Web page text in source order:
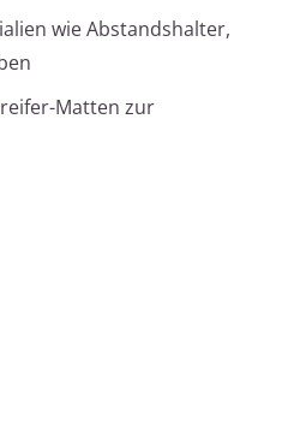
wie Abstandshalter,
Matten zur